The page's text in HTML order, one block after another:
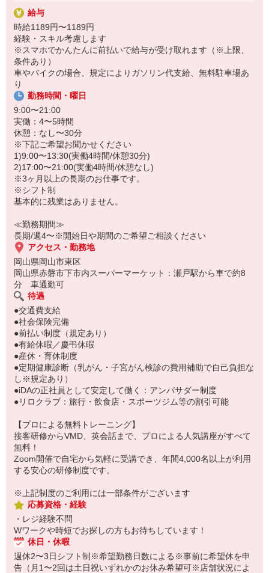
・お客様の問い合わせ対応
等
ゆくゆくはサービスカウンター業務をお願いします
勤務地：岡山県赤磐市下市内スーパーマーケット：瀬戸駅から車で
約8分
制服：貸与＋ご自身のインナーウェア
期間：長期/週4〜※開始日や期間のご希望ご相談ください
ポイント
・履歴書不要で採用まで早い！
・レジ経験は一切いりません！
・給与前払い制度で急な出費にも◎
給与
時給1189円〜1189円
経験・スキル考慮します
※スマホでかんたんに前払いで給与が受け取れます（※上限、
条件あり）
車やバイクの場合、規定によりガソリン代支給、無料駐車場あ
り
勤務時間・曜日
9:00〜21:00
実働：4〜5時間
休憩：なし〜30分
※下記ご希望お聞かせください
1)9:00〜13:30(実働4時間/休憩30分)
2)17:00〜21:00(実働4時間/休憩なし)
※3ヶ月以上の長期のお仕事です。
※シフト制
基本的に残業はありません。
≪勤務期間≫
長期/週4〜※開始日や期間のご希望ご相談ください
アクセス・勤務地
岡山県岡山市東区
岡山県赤磐市下市内スーパーマーケット：瀬戸駅から車で約8
分 車通勤可
待遇
●交通費支給
●社会保険完備
●前払い制度（規定あり）
●有給休暇／慶弔休暇
●産休・育休制度
●定期健康診断（乳がん・子宮がん検診の費用補助で自己負担な
し※規定あり）
●iDAの正社員として安定して働く：アンバサダー制度
●リロクラブ：旅行・飲食店・スポーツジム等の割引可能
【プロによる無料トレーニング】
接客研修からVMD、英会話まで、プロによる人気講座がすべて
無料！
Zoom開催で自宅から気軽に受講でき、年間4,000名以上が利用
する安心の研修制度です。
※上記制度のご利用には一部条件がございます
応募資格・経験
・レジ経験不問
Wワークや時短でお探しの方もお待ちしています！
休日・休暇
週休2〜3日シフト制※希望勤務日数による※事前に希望休を申
告（月1〜2回は土日祝いずれかのお休み希望可※店舗状況によ